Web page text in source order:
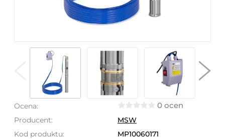
Ocena: 0 ocen
Producent:
MSW
Kod produktu:
MP10060171